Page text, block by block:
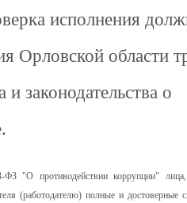
исполнения
Орловской области
и законодательства о
"О противодействии коррупции"
(работодателю) полные и достоверные